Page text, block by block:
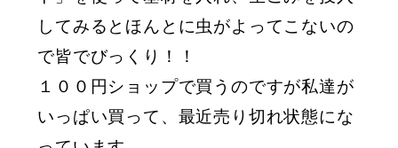
してみるとほんとに虫がよってこないの
で皆でびっくり！！
１００円ショップで買うのですが私達が
いっぱい買って、最近売り切れ状態にな